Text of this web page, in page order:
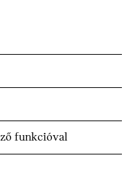
funkcióval